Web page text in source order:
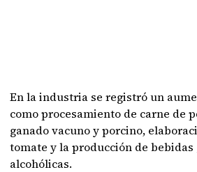
En la industria se registró un
como procesamiento de carne de
ganado vacuno y porcino,
tomate y la producción de bebidas
alcohólicas.